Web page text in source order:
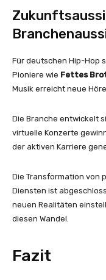
Für deutschen Hip-Hop
Pioniere wie Fettes
Musik erreicht neue
Die Branche entwickelt
virtuelle Konzerte
der aktiven Karriere
Die Transformation von
Diensten ist
neuen Realitäten
diesen Wandel.
Fazit